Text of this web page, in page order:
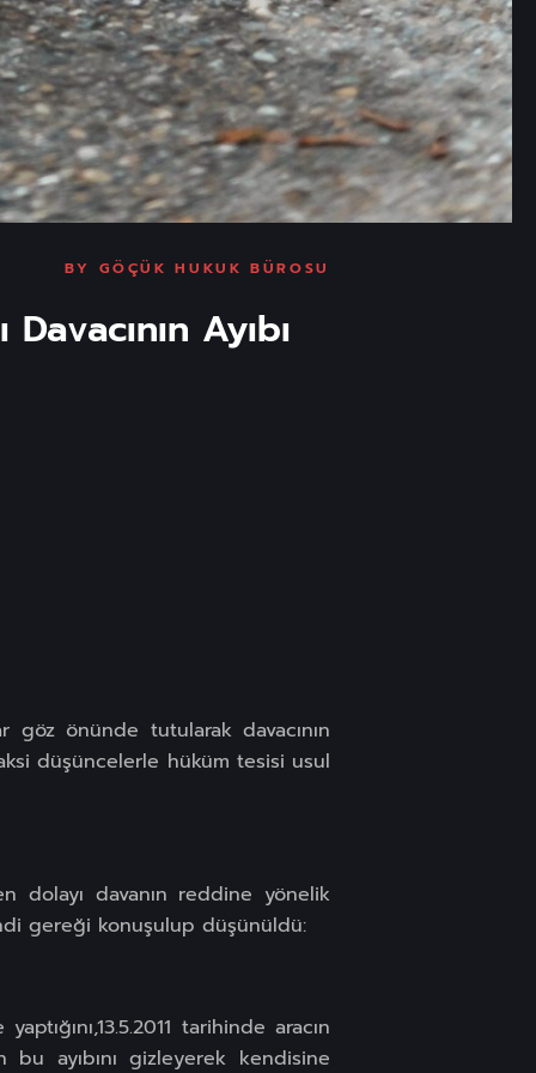
BY GÖÇÜK HUKUK BÜROSU
Ayıbı
göz önünde tutularak davacının
düşüncelerle hüküm tesisi usul
dolayı davanın reddine yönelik
gereği konuşulup düşünüldü:
tarihinde aracın
bu ayıbını gizleyerek kendisine